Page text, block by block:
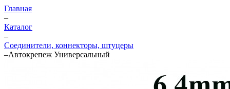
Главная
–
Каталог
–
Соединители, коннекторы, штуцеры
–Автокрепеж Универсальный